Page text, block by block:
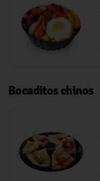
Bocaditos chinos